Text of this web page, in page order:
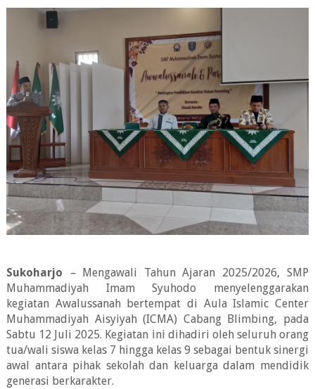
Sukoharjo –Mengawali Tahun Ajaran 2025/2026, SMP
Muhammadiyah Imam Syuhodo menyelenggarakan
kegiatan Awalussanah bertempat di Aula Islamic Center
Muhammadiyah Aisyiyah (ICMA) Cabang Blimbing, pada
Sabtu 12 Juli 2025. Kegiatan ini dihadiri oleh seluruh orang
tua/wali siswa kelas 7 hingga kelas 9 sebagai bentuk sinergi
awal antara pihak sekolah dan keluarga dalam mendidik
generasi berkarakter.